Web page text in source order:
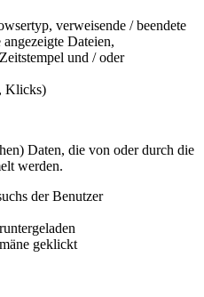
verweisende / beendete
Dateien,
und / oder
Klicks)
Daten, die von oder durch die
werden.
der Benutzer
geklickt